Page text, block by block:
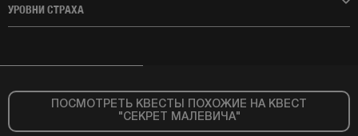
УРОВНИ СТРАХА
ПОСМОТРЕТЬ КВЕСТЫ ПОХОЖИЕ НА КВЕСТ
"СЕКРЕТ МАЛЕВИЧА"